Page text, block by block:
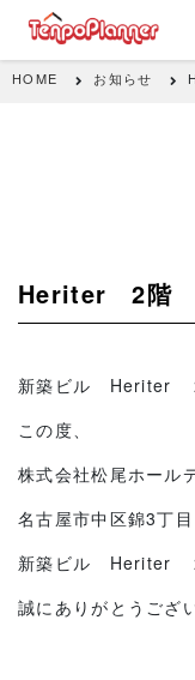
HOME お知らせ
Heriter 2階
新築ビル Heriter
この度、
株式会社松尾ホール
名古屋市中区錦3丁
新築ビル Heriter ２
誠にありがとうござ